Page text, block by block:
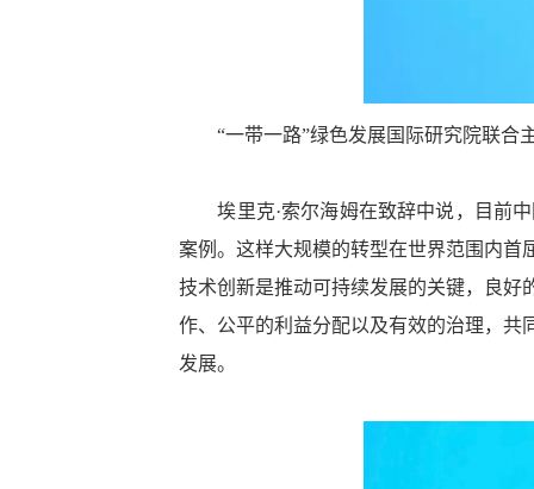
“一带一路”绿色发展国际研究院联合
埃里克·索尔海姆在致辞中说，目前中
案例。这样大规模的转型在世界范围内首
技术创新是推动可持续发展的关键，良好
作、公平的利益分配以及有效的治理，共
发展。